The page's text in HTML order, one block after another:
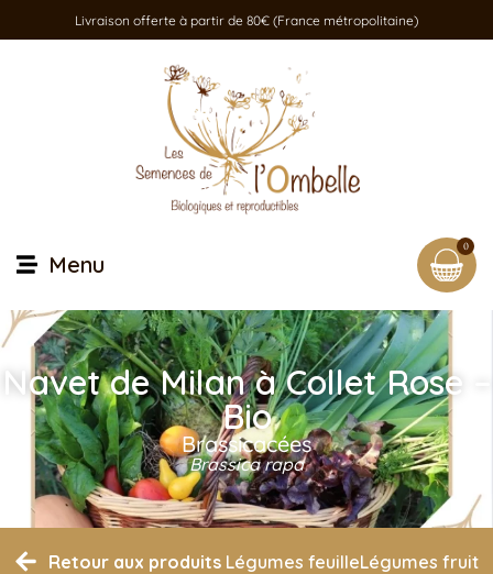
Livraison offerte à partir de 80€ (France métropolitaine)
Menu
0
Navet de Milan à Collet Rose –
Bio
Brassicacées
Brassica rapa
Retour aux produits Légumes feuilleLégumes fruit